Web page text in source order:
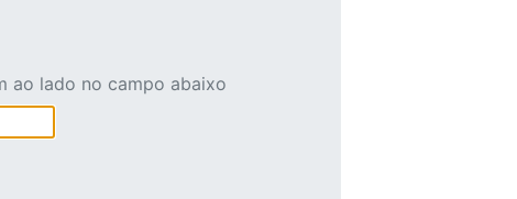
ao lado no campo abaixo